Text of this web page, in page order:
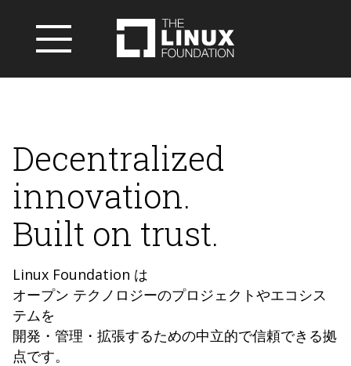
Decentralized
innovation.
Built on trust.
Linux Foundation は
オープン テクノロジーのプロジェクトやエコシス
テムを
開発・管理・拡張するための中立的で信頼できる拠
点です。